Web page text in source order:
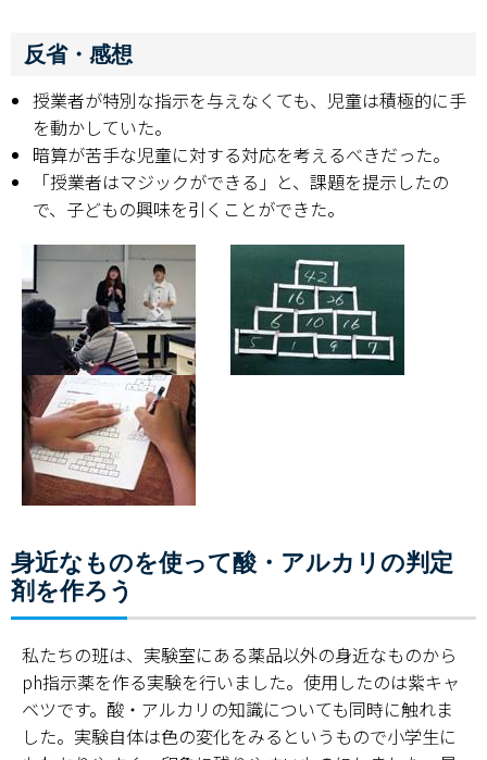
反省・感想
授業者が特別な指示を与えなくても、児童は積極的に手
を動かしていた。
暗算が苦手な児童に対する対応を考えるべきだった。
「授業者はマジックができる」と、課題を提示したの
で、子どもの興味を引くことができた。
身近なものを使って酸・アルカリの判定
剤を作ろう
私たちの班は、実験室にある薬品以外の身近なものから
ph指示薬を作る実験を行いました。使用したのは紫キャ
ベツです。酸・アルカリの知識についても同時に触れま
した。実験自体は色の変化をみるというもので小学生に